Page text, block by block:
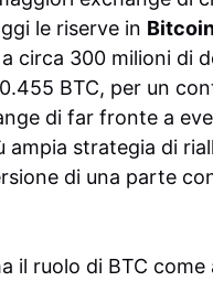
le riserve in
circa 300 milioni di
BTC, per un
di far fronte a
ampia strategia di
di una parte
il ruolo di BTC